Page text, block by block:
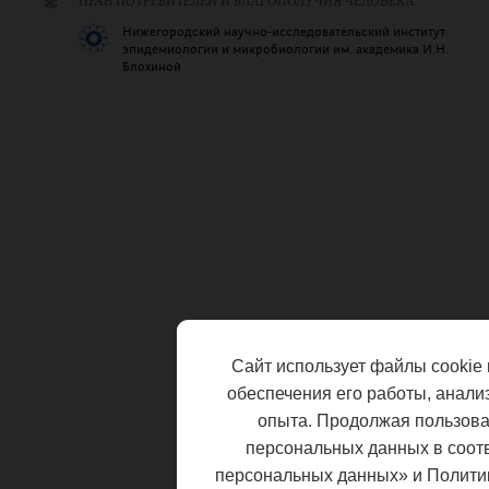
Нижегородский научно-исследовательский институт
эпидемиологии и микробиологии им. академика И.Н.
Блохиной
Сайт использует файлы cookie
обеспечения его работы,
опыта. Продолжая
персональных данных в
персональных данных» и